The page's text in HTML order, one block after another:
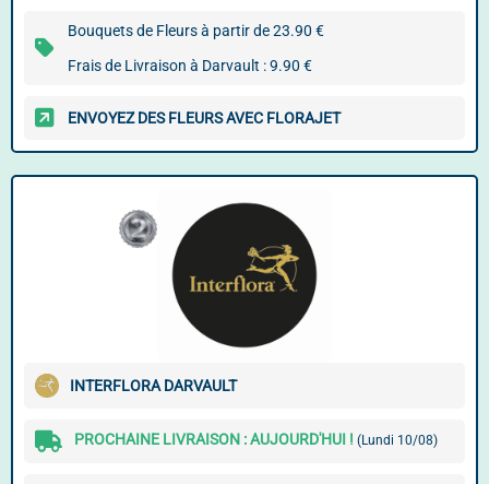
Bouquets de Fleurs à partir de 23.90 €
Frais de Livraison à Darvault : 9.90 €
ENVOYEZ DES FLEURS AVEC FLORAJET
INTERFLORA DARVAULT
PROCHAINE LIVRAISON : AUJOURD'HUI ! (Lundi 10/08)